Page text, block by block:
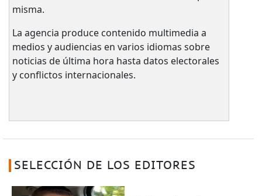
misma.
La agencia produce contenido multimedia a
medios y audiencias en varios idiomas sobre
noticias de última hora hasta datos electorales
y conflictos internacionales.
SELECCIÓN DE LOS EDITORES